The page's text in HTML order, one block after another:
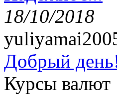
18/10/2018
Добрый
Курсы валют